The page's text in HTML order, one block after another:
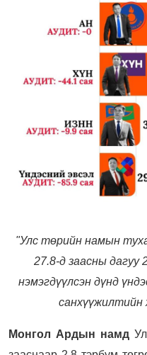
"Улс төрийн намын
27.8-д заасны дагуу
нэмэгдүүлсэн дүнд
Монгол Ардын намд